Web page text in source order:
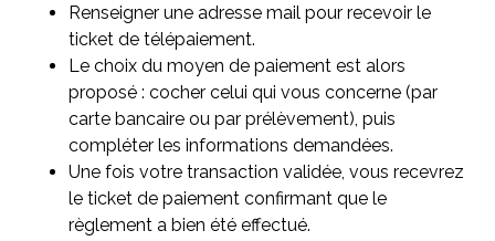
Renseigner une adresse mail pour recevoir le
ticket de télépaiement.
Le choix du moyen de paiement est alors
proposé : cocher celui qui vous concerne (par
carte bancaire ou par prélèvement), puis
compléter les informations demandées.
Une fois votre transaction validée, vous recevrez
le ticket de paiement confirmant que le
règlement a bien été effectué.